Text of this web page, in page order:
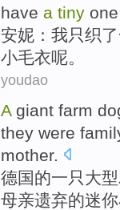
have a tiny one
安妮 ： 我只织了
小毛衣呢。
youdao
A giant farm
they were
mother.
德国的一 只大型
母亲遗弃的迷你